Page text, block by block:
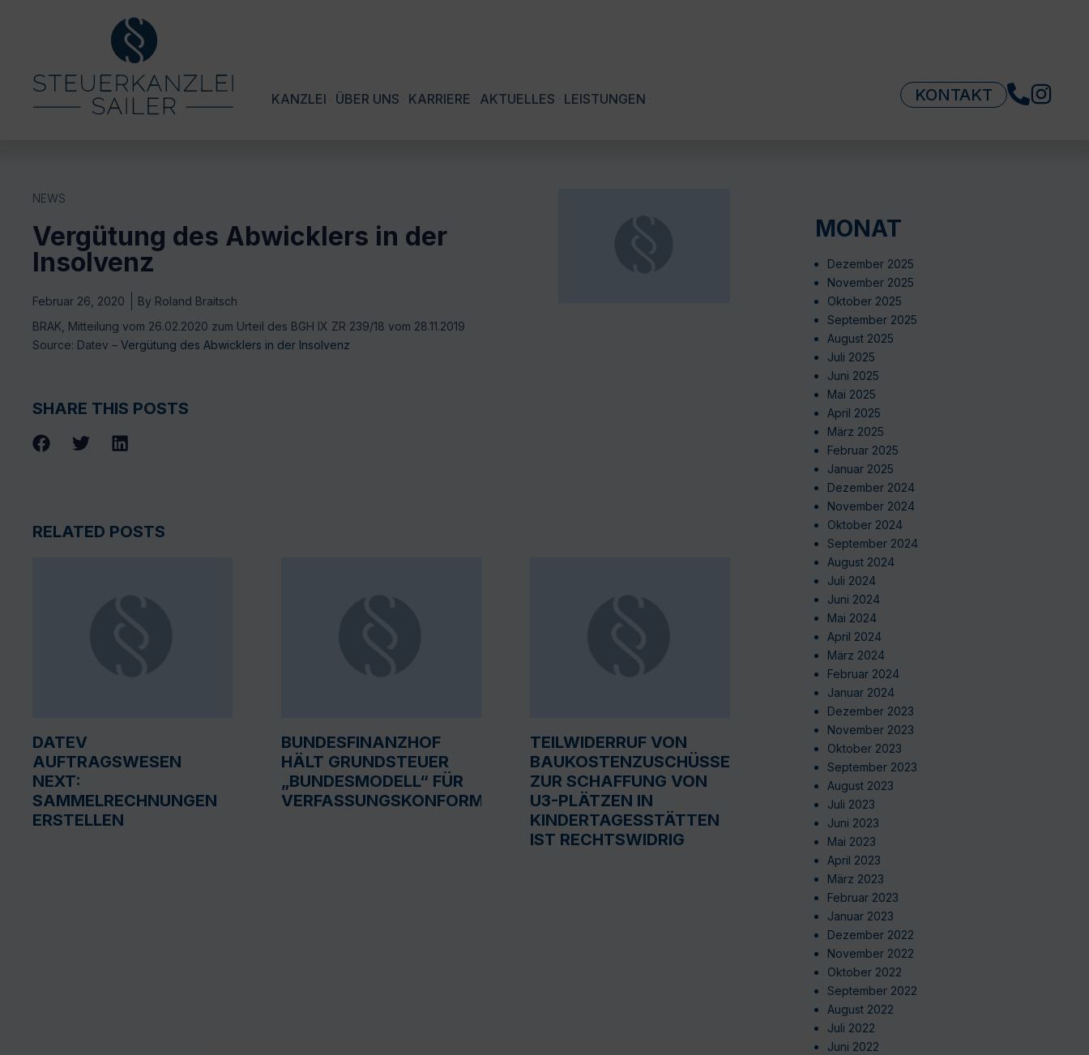
KANZLEI ÜBER UNS KARRIERE AKTUELLES LEISTUNGEN KONTAKT
NEWS
Vergütung des Abwicklers in der
Insolvenz
Februar 26, 2020 By Roland Braitsch
BRAK, Mitteilung vom 26.02.2020 zum Urteil des BGH IX ZR 239/18 vom 28.11.2019
Source: Datev – Vergütung des Abwicklers in der Insolvenz
SHARE THIS POSTS
RELATED POSTS
DATEV
AUFTRAGSWESEN
NEXT:
SAMMELRECHNUNGEN
ERSTELLEN
BUNDESFINANZHOF
HÄLT GRUNDSTEUER
„BUNDESMODELL“ FÜR
VERFASSUNGSKONFORM
TEILWIDERRUF VON
BAUKOSTENZUSCHÜSSEN
ZUR SCHAFFUNG VON
U3-PLÄTZEN IN
KINDERTAGESSTÄTTEN
IST RECHTSWIDRIG
MONAT
Dezember 2025
November 2025
Oktober 2025
September 2025
August 2025
Juli 2025
Juni 2025
Mai 2025
April 2025
März 2025
Februar 2025
Januar 2025
Dezember 2024
November 2024
Oktober 2024
September 2024
August 2024
Juli 2024
Juni 2024
Mai 2024
April 2024
März 2024
Februar 2024
Januar 2024
Dezember 2023
November 2023
Oktober 2023
September 2023
August 2023
Juli 2023
Juni 2023
Mai 2023
April 2023
März 2023
Februar 2023
Januar 2023
Dezember 2022
November 2022
Oktober 2022
September 2022
August 2022
Juli 2022
Juni 2022